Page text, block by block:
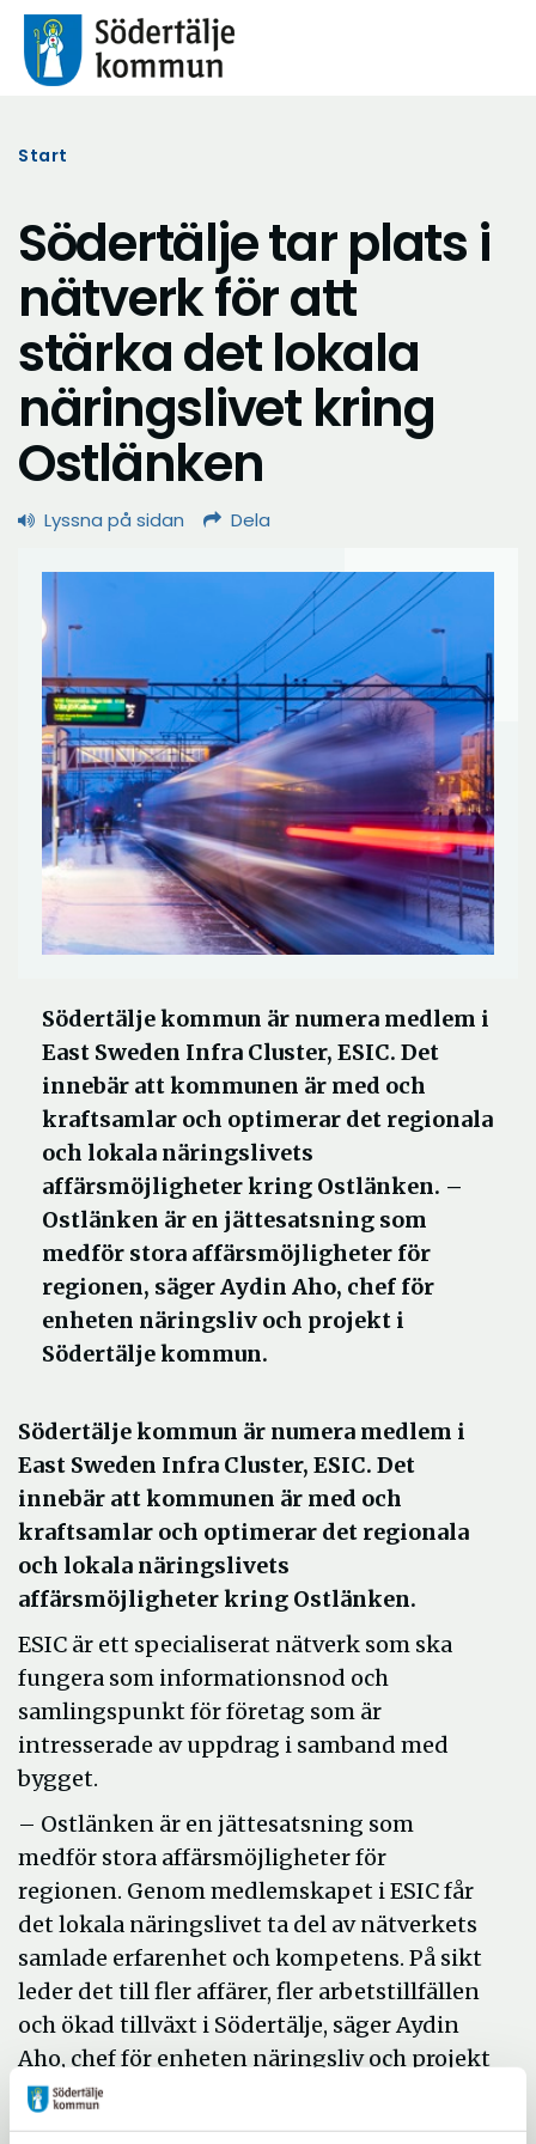
Start
Södertälje tar plats i
nätverk för att
stärka det lokala
näringslivet kring
Ostlänken
Lyssna på sidan Dela
Södertälje kommun är numera medlem i
East Sweden Infra Cluster, ESIC. Det
innebär att kommunen är med och
kraftsamlar och optimerar det regionala
och lokala näringslivets
affärsmöjligheter kring Ostlänken. –
Ostlänken är en jättesatsning som
medför stora affärsmöjligheter för
regionen, säger Aydin Aho, chef för
enheten näringsliv och projekt i
Södertälje kommun.
Södertälje kommun är numera medlem i
East Sweden Infra Cluster, ESIC. Det
innebär att kommunen är med och
kraftsamlar och optimerar det regionala
och lokala näringslivets
affärsmöjligheter kring Ostlänken.
ESIC är ett specialiserat nätverk som ska
fungera som informationsnod och
samlingspunkt för företag som är
intresserade av uppdrag i samband med
bygget.
– Ostlänken är en jättesatsning som
medför stora affärsmöjligheter för
regionen. Genom medlemskapet i ESIC får
det lokala näringslivet ta del av nätverkets
samlade erfarenhet och kompetens. På sikt
leder det till fler affärer, fler arbetstillfällen
och ökad tillväxt i Södertälje, säger Aydin
Aho, chef för enheten näringsliv och projekt
i Södertälje kommun.
Ostlänken planeras som en ny dubbelspårig